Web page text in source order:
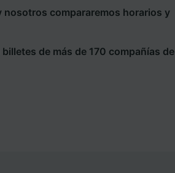
nosotros compararemos horarios y
de más de 170 compañías de